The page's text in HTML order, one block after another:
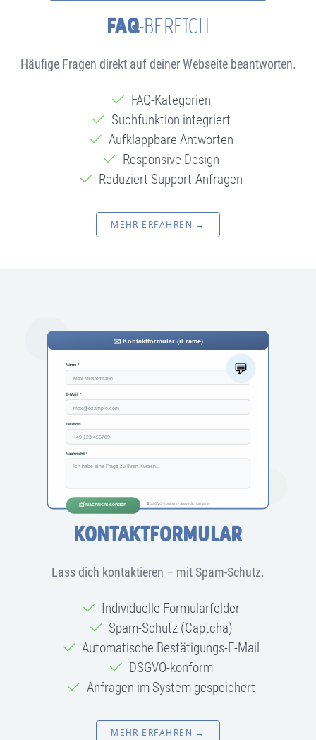
FAQ-BEREICH
Häufige Fragen direkt auf deiner Webseite beantworten.
FAQ-Kategorien
Suchfunktion integriert
Aufklappbare Antworten
Responsive Design
Reduziert Support-Anfragen
MEHR ERFAHREN →
KONTAKTFORMULAR
Lass dich kontaktieren – mit Spam-Schutz.
Individuelle Formularfelder
Spam-Schutz (Captcha)
Automatische Bestätigungs-E-Mail
DSGVO-konform
Anfragen im System gespeichert
MEHR ERFAHREN →